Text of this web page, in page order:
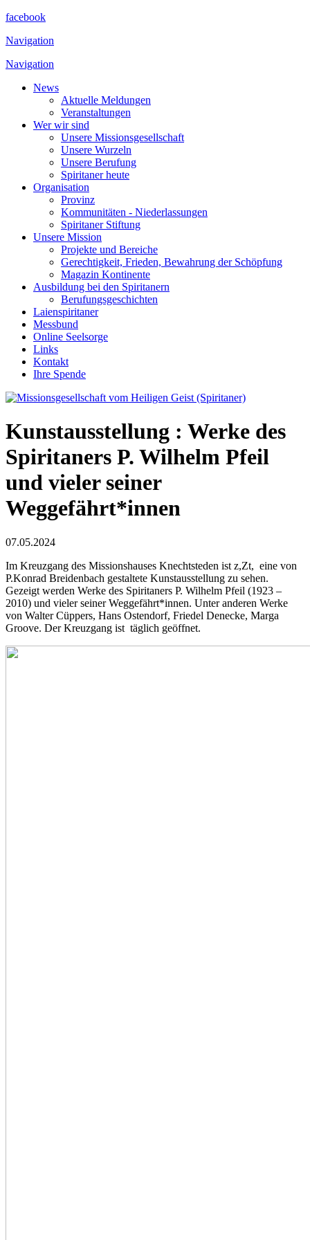
facebook
Navigation
Navigation
News
Aktuelle Meldungen
Veranstaltungen
Wer wir sind
Unsere Missionsgesellschaft
Unsere Wurzeln
Unsere Berufung
Spiritaner heute
Organisation
Provinz
Kommunitäten - Niederlassungen
Spiritaner Stiftung
Unsere Mission
Projekte und Bereiche
Gerechtigkeit, Frieden, Bewahrung der Schöpfung
Magazin Kontinente
Ausbildung bei den Spiritanern
Berufungsgeschichten
Laienspiritaner
Messbund
Online Seelsorge
Links
Kontakt
Ihre Spende
Kunstausstellung : Werke des
Spiritaners P. Wilhelm Pfeil
und vieler seiner
Weggefährt*innen
07.05.2024
Im Kreuzgang des Missionshauses Knechtsteden ist z,Zt, eine von
P.Konrad Breidenbach gestaltete Kunstausstellung zu sehen.
Gezeigt werden Werke des Spiritaners P. Wilhelm Pfeil (1923 –
2010) und vieler seiner Weggefährt*innen. Unter anderen Werke
von Walter Cüppers, Hans Ostendorf, Friedel Denecke, Marga
Groove. Der Kreuzgang ist täglich geöffnet.